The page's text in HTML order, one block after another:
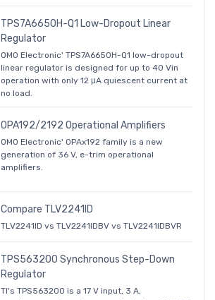
TPS7A6650H-Q1 Low-Dropout Linear
Regulator
OMO Electronic' TPS7A6650H-Q1 low-dropout
linear regulator is designed for up to 40 Vin
operation with only 12 μA quiescent current at
no load.
OPA192/2192 Operational Amplifiers
OMO Electronic' OPAx192 family is a new
generation of 36 V, e-trim operational
amplifiers.
Compare TLV2241ID
TLV2241ID vs TLV2241IDBV vs TLV2241IDBVR
TPS563200 Synchronous Step-Down
Regulator
TI's TPS563200 is a 17 V input, 3 A,